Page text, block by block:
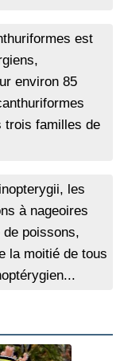
est
environ 85
trois familles de
les
à nageoires
poissons,
la moitié de tous